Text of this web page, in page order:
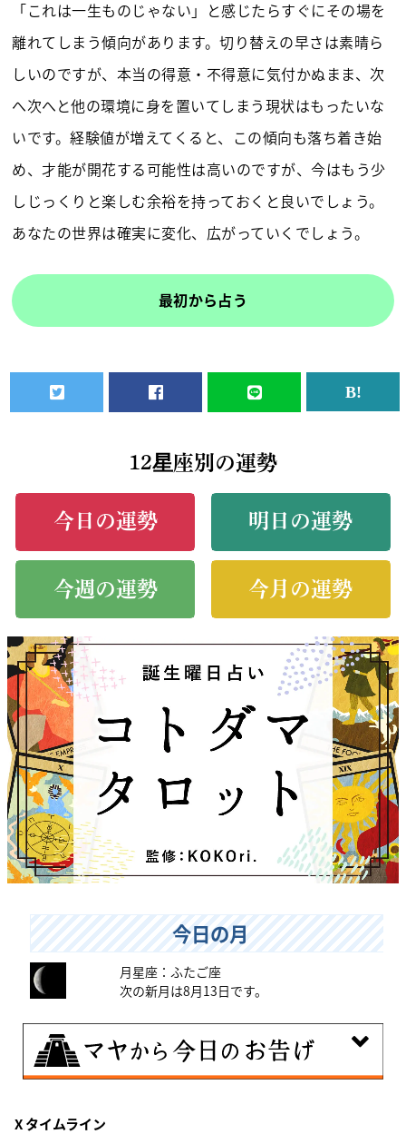
「これは一生ものじゃない」と感じたらすぐにその場を
離れてしまう傾向があります。切り替えの早さは素晴ら
しいのですが、本当の得意・不得意に気付かぬまま、次
へ次へと他の環境に身を置いてしまう現状はもったいな
いです。経験値が増えてくると、この傾向も落ち着き始
め、才能が開花する可能性は高いのですが、今はもう少
しじっくりと楽しむ余裕を持っておくと良いでしょう。
あなたの世界は確実に変化、広がっていくでしょう。
最初から占う
12星座別の運勢
今日の運勢 明日の運勢
今週の運勢 今月の運勢
今日の月
月星座：ふたご座
次の新月は8月13日です。
興味のある分野で、熟練を志す日。なんとなくではな
X タイムライン